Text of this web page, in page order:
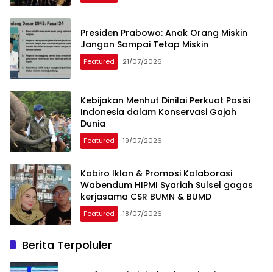
Presiden Prabowo: Anak Orang Miskin
Jangan Sampai Tetap Miskin
Featured 21/07/2026
Kebijakan Menhut Dinilai Perkuat Posisi
Indonesia dalam Konservasi Gajah
Dunia
Featured 19/07/2026
Kabiro Iklan & Promosi Kolaborasi
Wabendum HIPMI Syariah Sulsel gagas
kerjasama CSR BUMN & BUMD
Featured 18/07/2026
Berita Terpoluler